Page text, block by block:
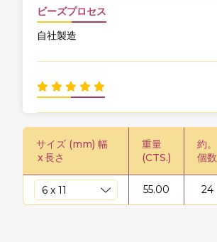
ビーズプロセス
自社製造
サイズ (mm) 幅
x長さ
重量
(CTS.)
約。
個数
55.00 24